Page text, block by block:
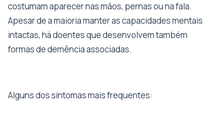
costumam aparecer nas mãos, pernas ou na fala.
Apesar de a maioria manter as capacidades mentais
intactas, há doentes que desenvolvem também
formas de demência associadas.
Alguns dos sintomas mais frequentes: